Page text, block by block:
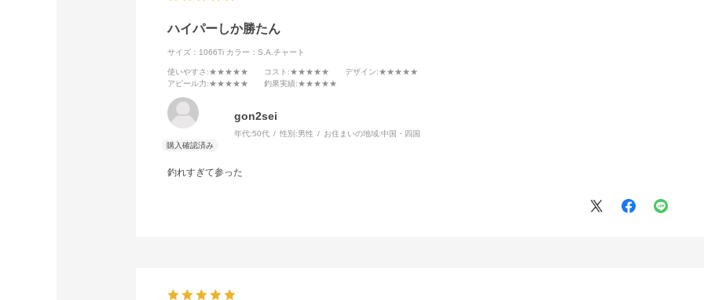
ハイパーしか勝たん
サイズ：1066Ti カラー：S.A.チャート
使いやすさ :★★★★★ コスト :★★★★★ デザイン:★★★★★
アピール力:★★★★★ 釣果実績:★★★★★
gon2sei
年代:50代 性別:男性 お住まいの地域:中国・四国
釣れすぎて参った